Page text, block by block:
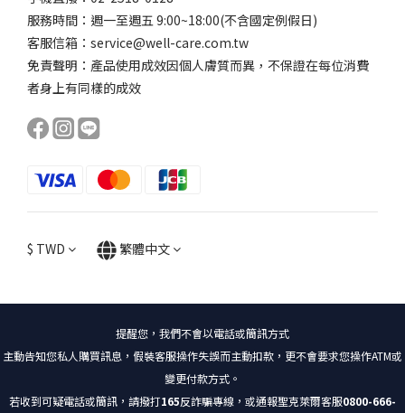
服務時間：週一至週五 9:00~18:00(不含國定例假日)
客服信箱：service@well-care.com.tw
免責聲明：產品使用成效因個人膚質而異，不保證在每位消費
者身上有同樣的成效
$ TWD 繁體中文
提醒您，我們不會以電話或簡訊方式
主動告知您私人購買訊息，假裝客服操作失誤而主動扣款，更不會要求您操作ATM或
變更付款方式。
若收到可疑電話或簡訊，請撥打165反詐騙專線，或通報聖克萊爾客服0800-666-